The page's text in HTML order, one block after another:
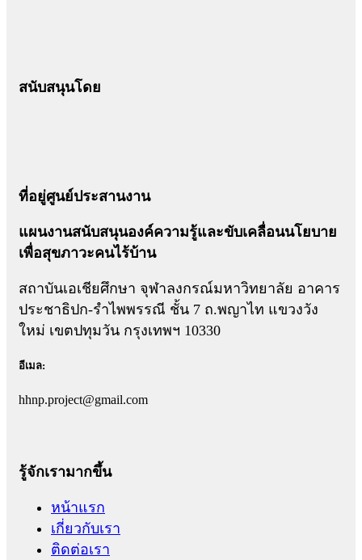
สนับสนุนโดย
ที่อยู่ศูนย์ประสานงาน
แผนงานสนับสนุนองค์ความรู้และขับเคลื่อนนโยบาย
เพื่อสุขภาวะคนไร้บ้าน
สถาบันเอเชียศึกษา จุฬาลงกรณ์มหาวิทยาลัย อาคาร
ประชาธิปก-รำไพพรรณี ชั้น 7 ถ.พญาไท แขวงวัง
ใหม่ เขตปทุมวัน กรุงเทพฯ 10330
อีเมล:
hhnp.project@gmail.com
รู้จักเรามากขึ้น
หน้าแรก
เกี่ยวกับเรา
ติดต่อเรา